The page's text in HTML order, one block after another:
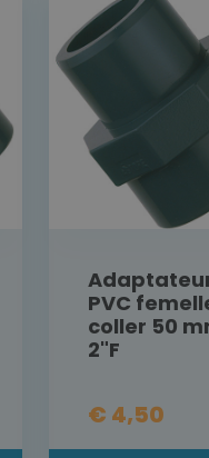
PVC
coller 50
2"F
€ 4,50